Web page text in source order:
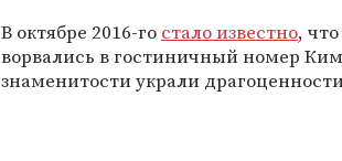
В октябре 2016-го стало известно,
ворвались в гостиничный номер
знаменитости украли